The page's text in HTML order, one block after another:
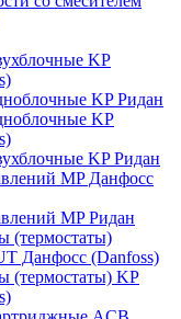
KP
KP Ридан
KP
KP Ридан
MP Данфосс
MP Ридан
(термостаты)
Данфосс (Danfoss)
(термостаты) KP